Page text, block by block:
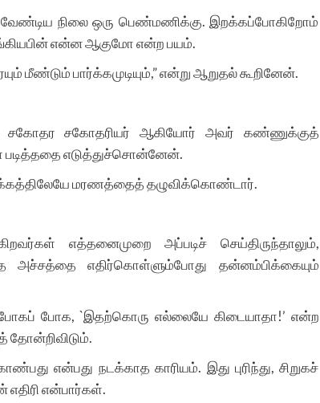
நிலை ஒரு பெண்மணிக்கு. இறக்கப்போகிறோம்
என்ன ஆகுமோ என்ற பயம்.
மீண்டும் பார்க்கமுடியும்,” என்று ஆறுதல் கூறினேன்.
சகோதர சகோதரியர் ஆகியோர் அவர் கண்ணுக்குத்
எடுத்துச்சொன்னேன்.
தூக்கத்திலேயே மரணத்தைத் தழுவிக்கொண்டார்.
எத்தனைமுறை அப்படிச் செய்திருந்தாலும்,
அச்சத்தை எதிர்கொள்ளும்போது தன்னம்பிக்கையும்
போக, `இதற்கொரு எல்லையே கிடையாதா!’ என்ற
தோன்றிவிடும்.
என்பது நடக்காத காரியம். இது புரிந்து, சிறுகச்
எதிரி என்பார்கள்.